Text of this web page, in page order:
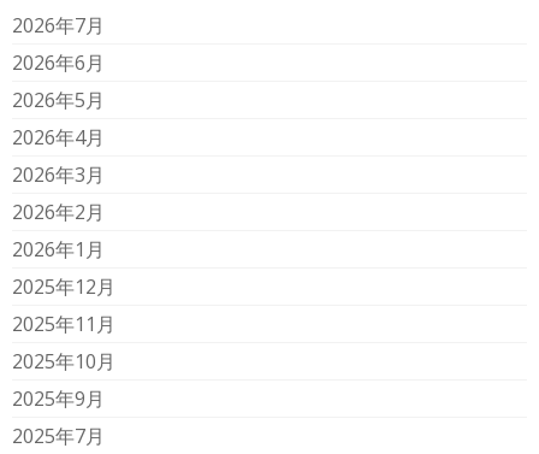
2026年7月
2026年6月
2026年5月
2026年4月
2026年3月
2026年2月
2026年1月
2025年12月
2025年11月
2025年10月
2025年9月
2025年7月